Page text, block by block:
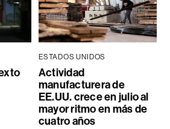
ESTADOS UNIDOS
Actividad
manufacturera de
EE.UU. crece en julio al
mayor ritmo en más de
cuatro años